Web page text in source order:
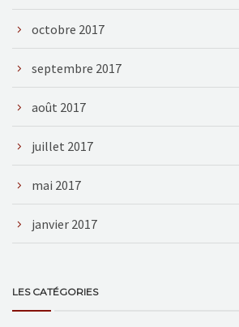
octobre 2017
septembre 2017
août 2017
juillet 2017
mai 2017
janvier 2017
LES CATÉGORIES